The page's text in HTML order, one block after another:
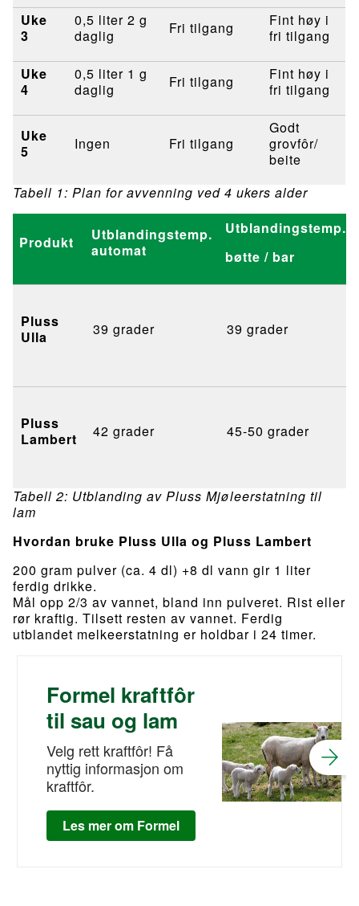
Uke
3
0,5 liter 2 g
daglig
Fri tilgang
Fint høy i
fri tilgang
Uke
4
0,5 liter 1 g
daglig
Fri tilgang
Fint høy i
fri tilgang
Uke
5
Ingen Fri tilgang
Godt
grovfôr/
beite
Tabell 1: Plan for avvenning ved 4 ukers alder
Produkt
Utblandingstemp.
automat
Utblandingstemp.
bøtte / bar
Pluss
Ulla
39 grader 39 grader
Pluss
Lambert
42 grader 45-50 grader
Tabell 2: Utblanding av Pluss Mjøleerstatning til
lam
Hvordan bruke Pluss Ulla og Pluss Lambert
200 gram pulver (ca. 4 dl) +8 dl vann gir 1 liter
ferdig drikke.
Mål opp 2/3 av vannet, bland inn pulveret. Rist eller
rør kraftig. Tilsett resten av vannet. Ferdig
utblandet melkeerstatning er holdbar i 24 timer.
Formel kraftfôr
til sau og lam
Velg rett kraftfôr! Få
nyttig informasjon om
kraftfôr.
Les mer om Formel